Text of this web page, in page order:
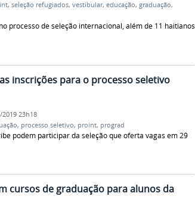
, seleção refugiados, vestibular, educação, graduação,
processo de seleção internacional, além de 11 haitianos
inscrições para o processo seletivo
2019 23h18
, processo seletivo, proint, prograd
podem participar da seleção que oferta vagas em 29
cursos de graduação para alunos da